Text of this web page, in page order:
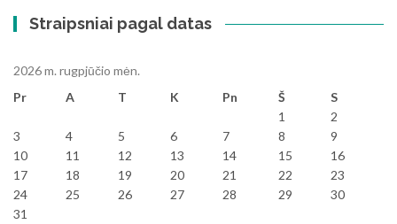
Straipsniai pagal datas
2026 m. rugpjūčio mėn.
Pr
A T K Pn Š
S
1
2
3
4 5 6 7 8
9
10
11 12 13 14 15
16
17
18 19 20 21 22
23
24
25 26 27 28 29
30
31